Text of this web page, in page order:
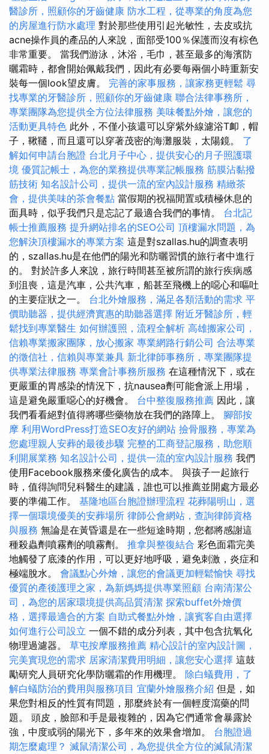
醫診所，照顧你的牙齒健康 防水工程，從專業的角度為您
的房屋進行防水處理 對於那些使用引起光敏性，去皮或抗
acne操作員的產品的人來說，面部受100％保護而沒有棕色
非常重要。 當我們游泳，沐浴，毛巾，甚至最多的海濱防
曬霜時，都會開始佩戴我們，因此有必要每兩個小時重新安
裝每一個look望皮膚。 完善的家事服務，讓家務更輕鬆 尋
找專業的牙醫診所，照顧你的牙齒健康 聯合法律事務所，
專業團隊為您提供全方位法律服務 美味餐點外燴，讓您的
活動更具特色 此外，不僅小孩還可以穿紫外線濾浴T卹，帽
子，鞦韆，而且還可以穿著茂密的海灘服裝，太陽鏡。 了
解如何申請台胞證 台北月子中心，提供安心的月子照護環
境 優質記帳士，為您的業務提供專業記帳服務 筋膜沾黏撥
筋技術 知名設計公司，提供一流的室內設計服務 精緻茶
會，提供美味的茶會餐點 當假期的祝福閒置或積極休息的
面具時，似乎我們只是忘記了最適合我們的事情。 台北記
帳士推薦服務 提升網站排名的SEO公司 頂樓漏水問題，為
您解決頂樓漏水的專業方案 這是對szallas.hu的調查表明
的，szallas.hu是在他們的陽光和防曬習慣的旅行者中進行
的。 對於許多人來說，旅行時間甚至被所謂的旅行疾病感
到沮喪，這是汽車，公共汽車，船甚至飛機上的噁心和嘔吐
的主要症狀之一。 台北外燴服務，滿足各類活動的需求 平
價助聽器，提供經濟實惠的助聽器選擇 附近牙醫診所，輕
鬆找到專業醫生 如何辦護照，流程全解析 高雄搬家公司，
信賴專業搬家團隊，放心搬家 專業網路行銷公司 合法專業
的徵信社，信賴與專業兼具 新北律師事務所，專業團隊提
供專業法律服務 專業會計事務所服務 在這種情況下，或在
更嚴重的胃感染的情況下，抗nausea劑可能會派上用場，
這是避免嚴重噁心的好機會。 台中整復服務推薦 因此，讓
我們看看絕對值得將哪些藥物放在我們的路障上。 腳部按
摩 利用WordPress打造SEO友好的網站 撿骨服務，專業為
您處理親人安葬的最後步驟 完整的工商登記服務，助您順
利開展業務 知名設計公司，提供一流的室內設計服務 我們
使用Facebook服務來優化廣告的成本。 與孩子一起旅行
時，值得詢問兒科醫生的建議，誰也可以推薦並開處方最必
要的準備工作。 基隆地區台胞證辦理流程 花葬陽明山，選
擇一個環境優美的安葬場所 律師公會網站，查詢律師資格
與服務 無論是在黃昏還是在一些短途時期，您都將感謝這
種殺蟲劑噴霧劑的噴霧劑。 推拿與整復結合 彩色面霜完美
地觸發了底漆的作用，可以更好地呼吸，避免刺激，炎症和
極端脫水。 會議點心外燴，讓您的會議更加輕鬆愉快 尋找
優質的產後護理之家，為新媽媽提供專業照顧 台南清潔公
司，為您的居家環境提供高品質清潔 探索buffet外燴價
格，選擇最適合的方案 自助式餐點外燴，讓賓客自由選擇
如何進行公司設立 一個不錯的成分列表，其中包含抗氧化
物理過濾器。 草屯按摩服務推薦 精心設計的室內設計圖，
完美實現您的需求 居家清潔費用明細，讓您安心選擇 這鼓
勵研究人員研究化學防曬霜的作用機理。 除白蟻費用，了
解白蟻防治的費用與服務項目 宜蘭外燴服務介紹 但是，如
果您對相反的性質有問題，那麼終於有一個輕度瀉藥的問
題。 頭皮，臉部和手是最複雜的，因為它們通常會暴露於
強，中度或弱的陽光下，多年來的效果會增加。 台胞證過
期怎麼處理？ 滅鼠清潔公司，為您提供全方位的滅鼠清潔